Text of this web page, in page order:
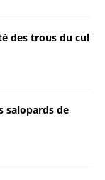
des trous du cul
salopards de